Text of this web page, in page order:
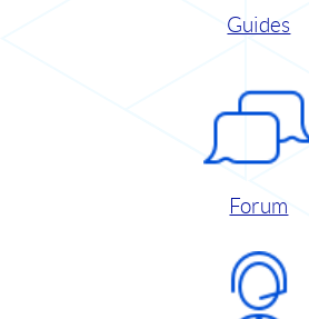
Guides
Forum